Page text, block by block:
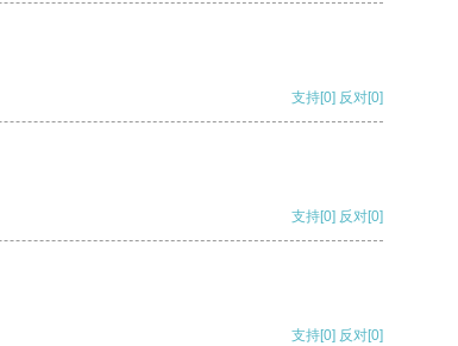
支持[0] 反对[0]
支持[0] 反对[0]
支持[0] 反对[0]